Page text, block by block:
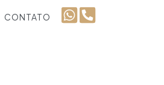
CONTATO